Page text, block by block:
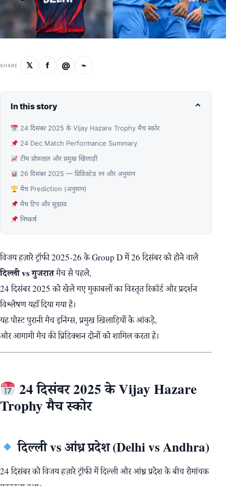
SHARE 𝕏 f @ ⌁
In this story ⌃
24 दिसंबर 2025 के Vijay Hazare Trophy मैच स्कोर
24 Dec Match Performance Summary
टीम प्रोफ़ाइल और प्रमुख खिलाड़ी
26 दिसंबर 2025 — प्रिडिक्टेड रन और अनुमान
मैच Prediction (अनुमान)
मैच टिप और सुझाव
निष्कर्ष
विजय हज़ारे ट्रॉफी 2025‑26 के Group D में 26 दिसंबर को होने वाले
दिल्ली vs गुजरातमैच से पहले,
24 दिसंबर 2025 को खेले गए मुकाबलों का विस्तृत रिकॉर्ड और प्रदर्शन
विश्लेषण यहाँ दिया गया है।
यह पोस्ट पुरानी मैच इनिंग्स, प्रमुख खिलाड़ियों के आंकड़े,
और आगामी मैच की प्रिडिक्शन दोनों को शामिल करता है।
24 दिसंबर 2025 के Vijay Hazare
Trophy मैच स्कोर
दिल्ली vs आंध्र प्रदेश (Delhi vs Andhra)
24 दिसंबर को विजय हज़ारे ट्रॉफी में दिल्ली और आंध्र प्रदेश के बीच रोमांचक